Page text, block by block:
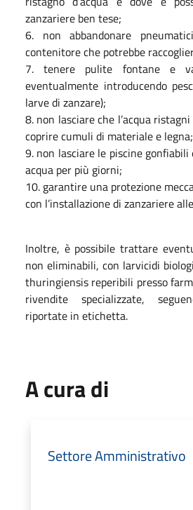
zanzariere ben tese;
6. non abbandonare
contenitore che potrebbe
7. tenere pulite fontane e
eventualmente introducendo
larve di zanzare);
8. non lasciare che l’acqua
coprire cumuli di materiale e legna;
9. non lasciare le piscine
acqua per più giorni;
10. garantire una protezione
con l’installazione di zanzariere
Inoltre, è possibile trattare
non eliminabili, con larvicidi
thuringiensis reperibili presso
rivendite specializzate,
riportate in etichetta.
A cura di
Settore Amministrativo